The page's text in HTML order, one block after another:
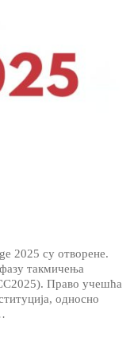
2025 су отворене.
такмичења
Право учешћа
односно